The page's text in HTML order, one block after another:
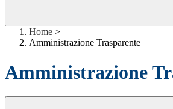
Home >
Amministrazione Trasparente
Amministrazione